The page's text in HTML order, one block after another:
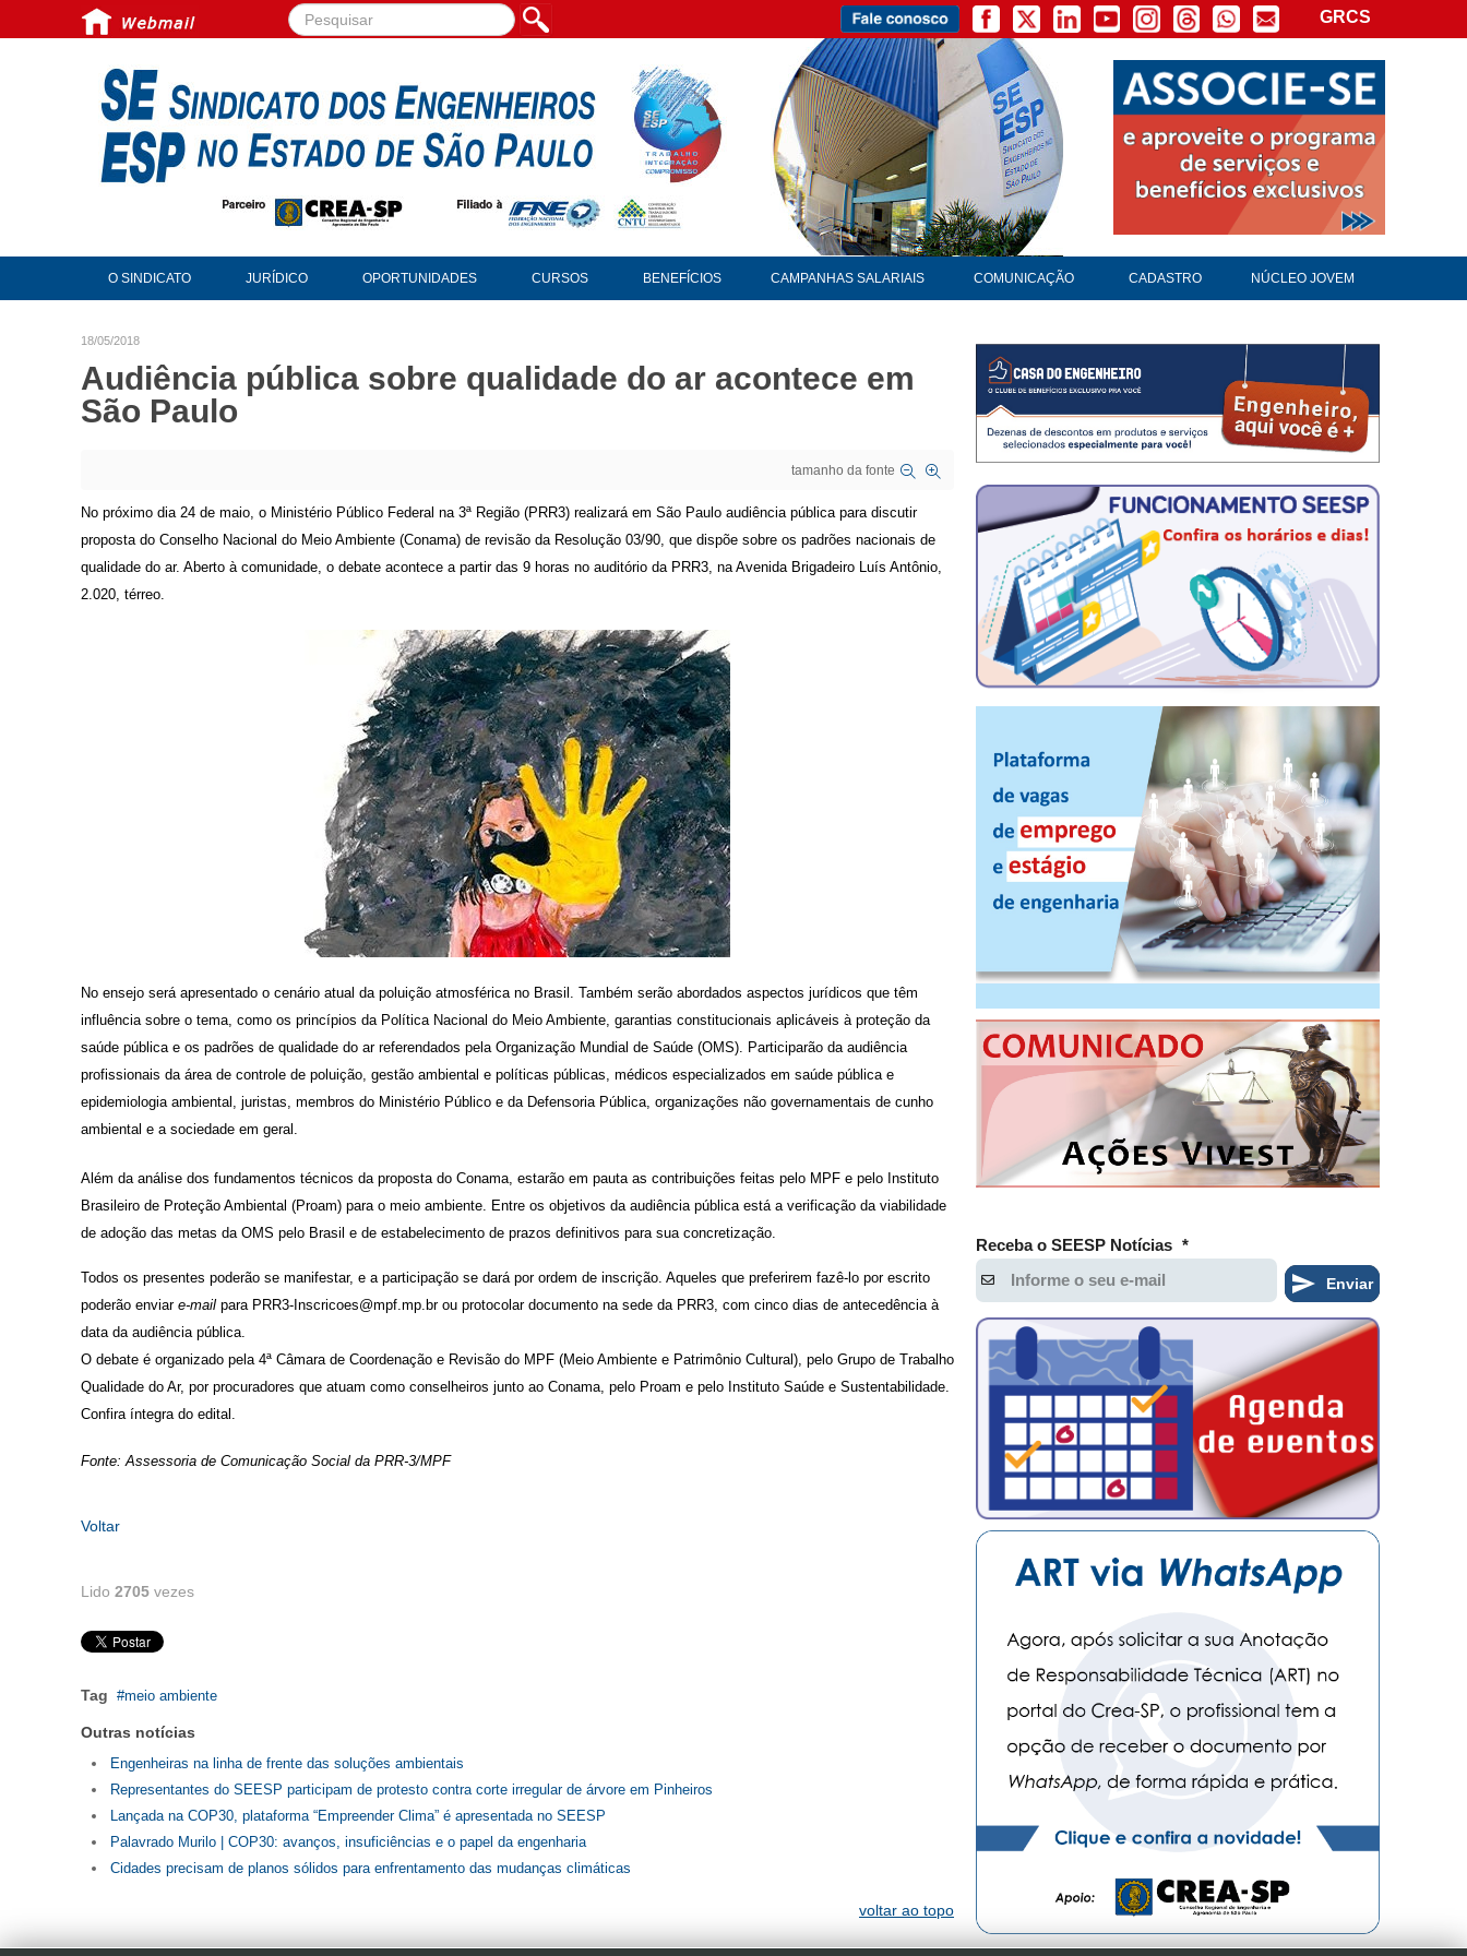
Pesquisar... GRCS
O SINDICATO JURÍDICO OPORTUNIDADES CURSOS BENEFÍCIOS CAMPANHAS SALARIAIS COMUNICAÇÃO CADASTRO NÚCLEO JOVEM
18/05/2018
Audiência pública sobre qualidade do ar acontece em
São Paulo
tamanho da fonte
No próximo dia 24 de maio, o Ministério Público Federal na 3ª Região (PRR3) realizará em São Paulo audiência pública para discutir
proposta do Conselho Nacional do Meio Ambiente (Conama) de revisão da Resolução 03/90, que dispõe sobre os padrões nacionais de
qualidade do ar. Aberto à comunidade, o debate acontece a partir das 9 horas no auditório da PRR3, na Avenida Brigadeiro Luís Antônio,
2.020, térreo.
No ensejo será apresentado o cenário atual da poluição atmosférica no Brasil. Também serão abordados aspectos jurídicos que têm
influência sobre o tema, como os princípios da Política Nacional do Meio Ambiente, garantias constitucionais aplicáveis à proteção da
saúde pública e os padrões de qualidade do ar referendados pela Organização Mundial de Saúde (OMS). Participarão da audiência
profissionais da área de controle de poluição, gestão ambiental e políticas públicas, médicos especializados em saúde pública e
epidemiologia ambiental, juristas, membros do Ministério Público e da Defensoria Pública, organizações não governamentais de cunho
ambiental e a sociedade em geral.
Além da análise dos fundamentos técnicos da proposta do Conama, estarão em pauta as contribuições feitas pelo MPF e pelo Instituto
Brasileiro de Proteção Ambiental (Proam) para o meio ambiente. Entre os objetivos da audiência pública está a verificação da viabilidade
de adoção das metas da OMS pelo Brasil e de estabelecimento de prazos definitivos para sua concretização.
Todos os presentes poderão se manifestar, e a participação se dará por ordem de inscrição. Aqueles que preferirem fazê-lo por escrito
poderão enviar e-mail para PRR3-Inscricoes@mpf.mp.brou protocolar documento na sede da PRR3, com cinco dias de antecedência à
data da audiência pública.
O debate é organizado pela 4ª Câmara de Coordenação e Revisão do MPF (Meio Ambiente e Patrimônio Cultural), pelo Grupo de Trabalho
Qualidade do Ar, por procuradores que atuam como conselheiros junto ao Conama, pelo Proam e pelo Instituto Saúde e Sustentabilidade.
Confira íntegra do edital.
Fonte: Assessoria de Comunicação Social da PRR-3/MPF
Voltar
Lido 2705 vezes
Tag meio ambiente
Outras notícias
Engenheiras na linha de frente das soluções ambientais
Representantes do SEESP participam de protesto contra corte irregular de árvore em Pinheiros
Lançada na COP30, plataforma “Empreender Clima” é apresentada no SEESP
Palavrado Murilo | COP30: avanços, insuficiências e o papel da engenharia
Cidades precisam de planos sólidos para enfrentamento das mudanças climáticas
voltar ao topo
Receba o SEESP Notícias *
Enviar